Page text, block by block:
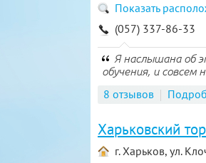
Показать
(057) 337-86-33
Я наслышана об
обучения, и совсем
8 отзывов
Харьковский
г. Харьков, ул.